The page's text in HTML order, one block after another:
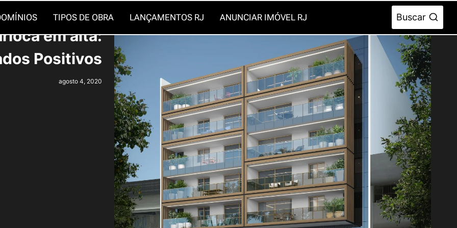
TIPOS DE OBRA LANÇAMENTOS RJ ANUNCIAR IMÓVEL RJ Buscar
em alta:
Positivos
agosto 4, 2020